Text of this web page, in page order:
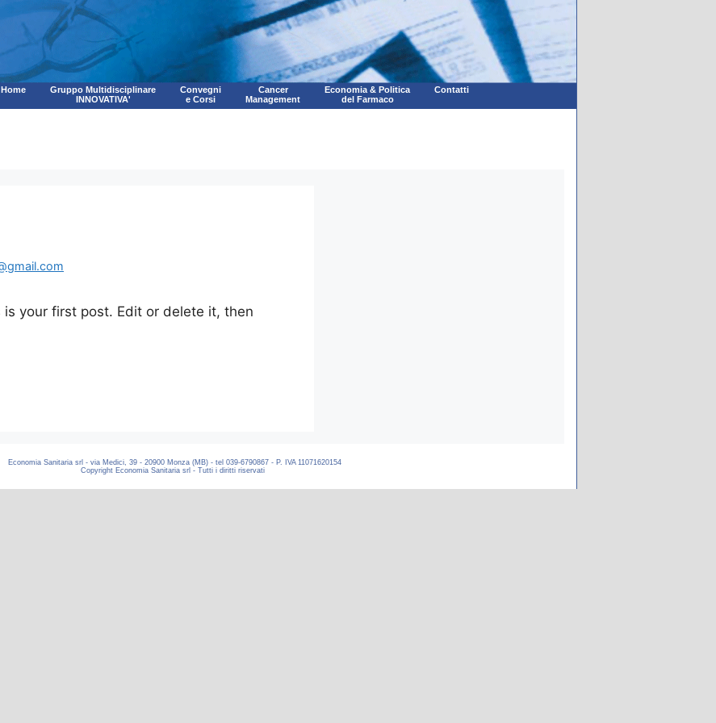
Home
Gruppo Multidisciplinare
INNOVATIVA'
Convegni
e Corsi
Cancer
Management
Economia & Politica
del Farmaco
Contatti
Economia Sanitaria srl - via Medici, 39 - 20900 Monza (MB) - tel 039-6790867 - P. IVA 11071620154
Copyright Economia Sanitaria srl - Tutti i diritti riservati